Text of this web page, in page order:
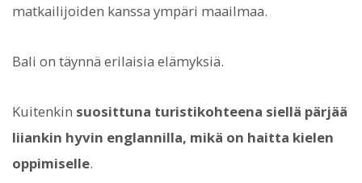
matkailijoiden kanssa ympäri maailmaa.
Bali on täynnä erilaisia elämyksiä.
Kuitenkin suosittuna turistikohteena siellä pärjää
liiankin hyvin englannilla, mikä on haitta kielen
oppimiselle.